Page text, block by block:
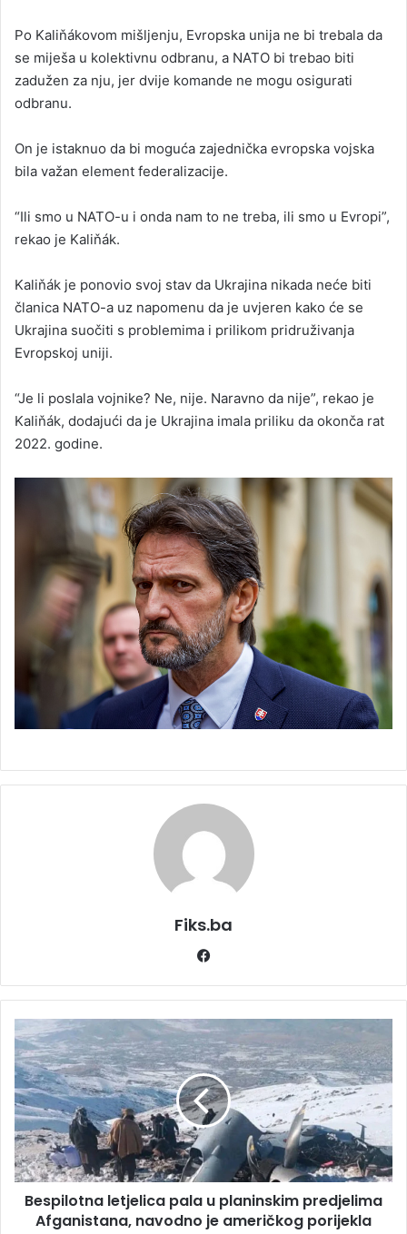
Po Kaliňákovom mišljenju, Evropska unija ne bi trebala da
se miješa u kolektivnu odbranu, a NATO bi trebao biti
zadužen za nju, jer dvije komande ne mogu osigurati
odbranu.
On je istaknuo da bi moguća zajednička evropska vojska
bila važan element federalizacije.
“Ili smo u NATO-u i onda nam to ne treba, ili smo u Evropi”,
rekao je Kaliňák.
Kaliňák je ponovio svoj stav da Ukrajina nikada neće biti
članica NATO-a uz napomenu da je uvjeren kako će se
Ukrajina suočiti s problemima i prilikom pridruživanja
Evropskoj uniji.
“Je li poslala vojnike? Ne, nije. Naravno da nije”, rekao je
Kaliňák, dodajući da je Ukrajina imala priliku da okonča rat
2022. godine.
Fiks.ba
Bespilotna
letjelica
pala
u
planinskim
predjelima
Afganistana,
navodno
je
američkog
porijekla
Bespilotna letjelica pala u planinskim predjelima
Afganistana, navodno je američkog porijekla